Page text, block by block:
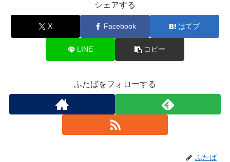
シェアする
X Facebook はてブ
LINE コピー
ふたばをフォローする
ふたば